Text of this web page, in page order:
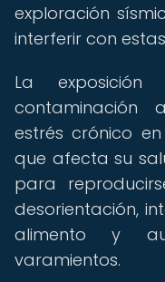
exploración
interferir con
La
contaminación
estrés crónico
que afecta su
para
desorientación,
alimento y
varamientos.